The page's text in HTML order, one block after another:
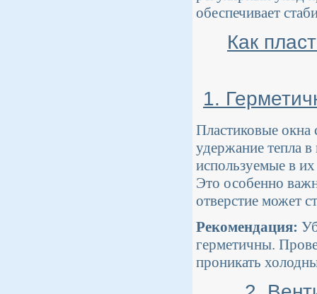
обеспечивает
Как
1.
Пластиковые
удержание тепла
используемые в
Это особенно
отверстие может
Рекомендация:
герметичны.
проникать